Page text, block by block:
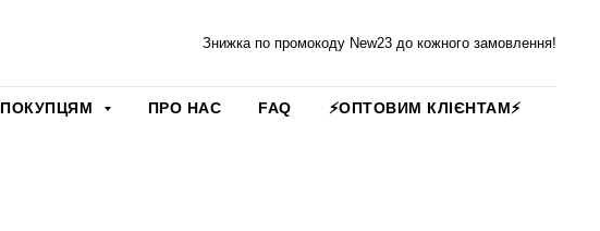
Знижка по промокоду New23 до кожного замовлення!
ПОКУПЦЯМ ПРО НАС FAQ
⚡️ОПТОВИМ КЛІЄНТАМ⚡️